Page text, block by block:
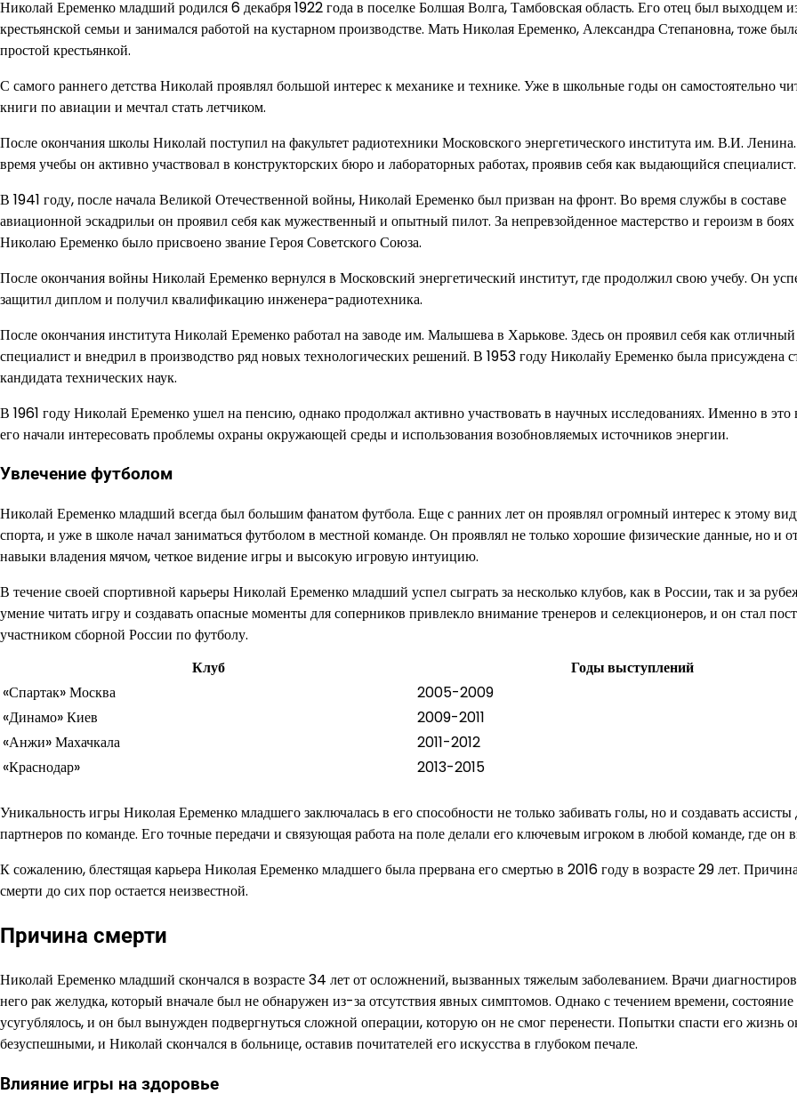
Николай Еременко младший родился 6 декабря 1922 года в поселке Болшая Волга, Тамбовская область. Его отец был выходцем
крестьянской семьи и занимался работой на кустарном производстве. Мать Николая Еременко, Александра Степановна, тоже
простой крестьянкой.
С самого раннего детства Николай проявлял большой интерес к механике и технике. Уже в школьные годы он самостоятельно
книги по авиации и мечтал стать летчиком.
После окончания школы Николай поступил на факультет радиотехники Московского энергетического института им. В.И.
время учебы он активно участвовал в конструкторских бюро и лабораторных работах, проявив себя как выдающийся специалист.
В 1941 году, после начала Великой Отечественной войны, Николай Еременко был призван на фронт. Во время службы в составе
авиационной эскадрильи он проявил себя как мужественный и опытный пилот. За непревзойденное мастерство и героизм в боях
Николаю Еременко было присвоено звание Героя Советского Союза.
После окончания войны Николай Еременко вернулся в Московский энергетический институт, где продолжил свою учебу. Он
защитил диплом и получил квалификацию инженера-радиотехника.
После окончания института Николай Еременко работал на заводе им. Малышева в Харькове. Здесь он проявил себя как отличный
специалист и внедрил в производство ряд новых технологических решений. В 1953 году Николайу Еременко была присуждена
кандидата технических наук.
В 1961 году Николай Еременко ушел на пенсию, однако продолжал активно участвовать в научных исследованиях. Именно в это
его начали интересовать проблемы охраны окружающей среды и использования возобновляемых источников энергии.
Увлечение футболом
Николай Еременко младший всегда был большим фанатом футбола. Еще с ранних лет он проявлял огромный интерес к этому
спорта, и уже в школе начал заниматься футболом в местной команде. Он проявлял не только хорошие физические данные, но и
навыки владения мячом, четкое видение игры и высокую игровую интуицию.
В течение своей спортивной карьеры Николай Еременко младший успел сыграть за несколько клубов, как в России, так и за
умение читать игру и создавать опасные моменты для соперников привлекло внимание тренеров и селекционеров, и он стал
участником сборной России по футболу.
Клуб
Годы выступлений
«Спартак» Москва
2005-2009
«Динамо» Киев
2009-2011
«Анжи» Махачкала
2011-2012
«Краснодар»
2013-2015
Уникальность игры Николая Еременко младшего заключалась в его способности не только забивать голы, но и создавать ассисты
партнеров по команде. Его точные передачи и связующая работа на поле делали его ключевым игроком в любой команде, где он
К сожалению, блестящая карьера Николая Еременко младшего была прервана его смертью в 2016 году в возрасте 29 лет.
смерти до сих пор остается неизвестной.
Причина смерти
Николай Еременко младший скончался в возрасте 34 лет от осложнений, вызванных тяжелым заболеванием. Врачи
него рак желудка, который вначале был не обнаружен из-за отсутствия явных симптомов. Однако с течением времени,
усугублялось, и он был вынужден подвергнуться сложной операции, которую он не смог перенести. Попытки спасти его жизнь
безуспешными, и Николай скончался в больнице, оставив почитателей его искусства в глубоком печале.
Влияние игры на здоровье